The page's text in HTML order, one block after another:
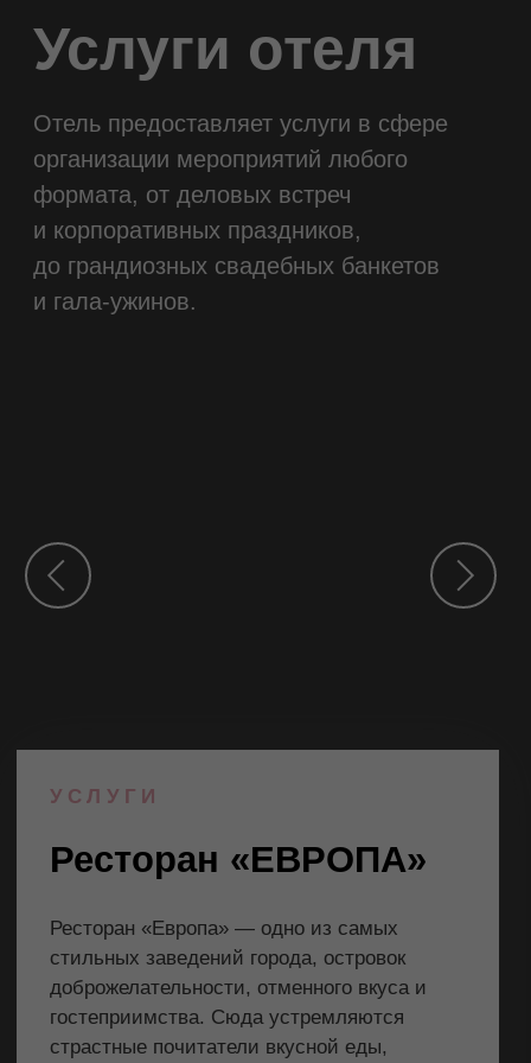
СВАДЬБА ВАШЕЙ
МЕЧТЫ В ОТЕЛЕ
«ЕВРОПА»
Свадьба — важный и волшебный день, в
Выдержанные в классическом стиле
интерьеры дополнены текстилем и цветами,
тем самым делают отель идеальным для
фотосессий. Провести свадебный банкет,
сделать праздничный фуршет, разместить
УСЛУГИ
info@europehotel.ru
Если вы хотите забронировать номер или
у вас остались вопросы, заполните поля
ниже и мы вам перезвоним
Ваше имя